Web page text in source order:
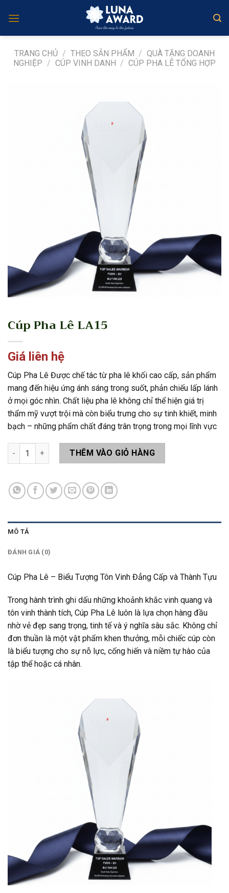
TRANG CHỦ / THEO SẢN PHẨM / QUÀ TẶNG DOANH
NGHIỆP / CÚP VINH DANH / CÚP PHA LÊ TỔNG HỢP
Cúp Pha Lê LA15
Giá liên hệ
Cúp Pha Lê Được chế tác từ pha lê khối cao cấp, sản phẩm
mang đến hiệu ứng ánh sáng trong suốt, phản chiếu lấp lánh
ở mọi góc nhìn. Chất liệu pha lê không chỉ thể hiện giá trị
thẩm mỹ vượt trội mà còn biểu trưng cho sự tinh khiết, minh
bạch – những phẩm chất đáng trân trọng trong mọi lĩnh vực
Cúp Pha Lê LA15 số lượngTHÊM VÀO GIỎ HÀNG
MÔ TẢ
ĐÁNH GIÁ (0)
Cúp Pha Lê – Biểu Tượng Tôn Vinh Đẳng Cấp và Thành Tựu
Trong hành trình ghi dấu những khoảnh khắc vinh quang và
tôn vinh thành tích, Cúp Pha Lê luôn là lựa chọn hàng đầu
nhờ vẻ đẹp sang trọng, tinh tế và ý nghĩa sâu sắc. Không chỉ
đơn thuần là một vật phẩm khen thưởng, mỗi chiếc cúp còn
là biểu tượng cho sự nỗ lực, cống hiến và niềm tự hào của
tập thể hoặc cá nhân.